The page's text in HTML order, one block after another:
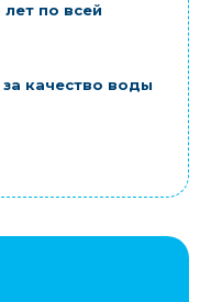
по всей
качество воды